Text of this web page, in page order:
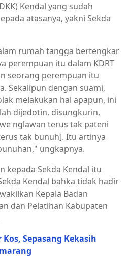
Kendal yang sudah
atasanya, yakni Sekda
rumah tangga bertengkar
perempuan itu dalam KDRT
seorang perempuan itu
Sekalipun dengan suami,
melakukan hal apapun, ini
dijedotin, disungkurin,
nglawan terus tak pateni
tak bunuh]. Itu artinya
ungkapnya.
kepada Sekda Kendal itu
Kendal bahka tidak hadir
Kepala Badan
dan Pelatihan Kabupaten
Kos, Sepasang Kekasih